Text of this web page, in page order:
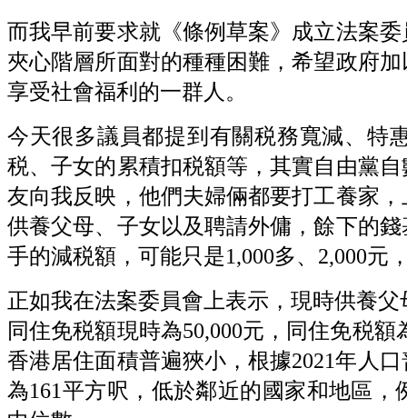
而我早前要求就《條例草案》成立法案
夾心階層所面對的種種困難，希望政府
享受社會福利的一群人。
今天很多議員都提到有關税務寬減、特
税、子女的累積扣税額等，其實自由黨
友向我反映，他們夫婦倆都要打工養家
供養父母、子女以及聘請外傭，餘下的
手的減税額，可能只是1,000多、2,000元
正如我在法案委員會上表示，現時供養
同住免税額現時為50,000元，同住免税
香港居住面積普遍狹小，根據2021年人
為161平方呎，低於鄰近的國家和地區